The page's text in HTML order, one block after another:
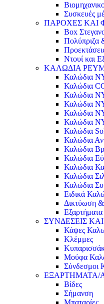
Συσκευές
ΠΑΡΟΧΕΣ ΚΑΙ
Box
Πολύπριζα
Ντουί και
ΚΑΛΩΔΙΑ
Καλώδια
Καλώδια
Καλώδια
Καλώδια
Καλώδια
Καλώδια
Καλώδια
Καλώδια
Καλώδια
Καλώδια
Καλώδια
Καλώδια
Καλώδια
Ειδικά
Δικτύωση
ΣΥΝΔΕΣΕΙΣ
Κάψες
Κλέμμες
Μούφα
Σύνδεσμοι
ΕΞΑΡΤΗΜΑΤΑ/
Βίδες
Σήμανση
Μπαταρίες